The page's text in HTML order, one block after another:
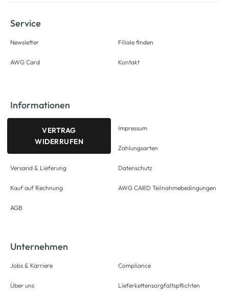
Service
Newsletter
AWG Card
Filiale finden
Kontakt
Informationen
VERTRAG
WIDERRUFEN
Versand & Lieferung
Kauf auf Rechnung
AGB
Impressum
Zahlungsarten
Datenschutz
AWG CARD Teilnahmebedingungen
Unternehmen
Jobs & Karriere
Über uns
Compliance
Lieferkettensorgfaltspflichten